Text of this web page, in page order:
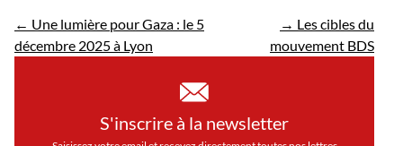
← Une lumière pour Gaza : le 5
décembre 2025 à Lyon
→ Les cibles du
mouvement BDS
S'inscrire à la newsletter